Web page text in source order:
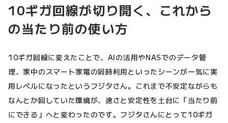
10ギガ回線が切り開く、これから
の当たり前の使い方
10ギガ回線に変えたことで、AIの活用やNASでのデータ管
理、家中のスマート家電の同時利用といったシーンが一気に実
用レベルになったというフジタさん。これまで不安定ながらも
なんとか回していた環境が、速さと安定性を土台に「当たり前
にできる」へと変わったのです。フジタさんにとって10ギガ